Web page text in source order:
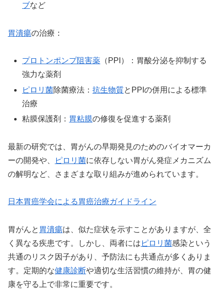
ブなど
胃潰瘍の治療：
プロトンポンプ阻害薬 （PPI）：胃酸分泌を抑制する
強力な薬剤
ピロリ菌除菌療法：抗生物質とPPIの併用による標準
治療
粘膜保護剤： 胃粘膜の修復を促進する薬剤
最新の研究では、胃がんの早期発見のためのバイオマーカ
ーの開発や、
ピロリ菌に依存しない胃がん発症メカニズム
の解明など、さまざまな取り組みが進められています。
日本胃癌学会による胃癌治療ガイドライン
胃がんと 胃潰瘍は、似た症状を示すことがありますが、全
く異なる疾患です。しかし、両者には ピロリ菌感染という
共通のリスク因子があり、予防法にも共通点が多くありま
す。定期的な健康診断や適切な生活習慣の維持が、胃の健
康を守る上で非常に重要です。